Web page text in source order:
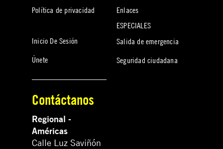
Política de privacidad
Inicio De Sesión
Únete
Enlaces
ESPECIALES
Salida de emergencia
Seguridad ciudadana
Contáctanos
Regional -
Américas
Calle Luz Saviñón